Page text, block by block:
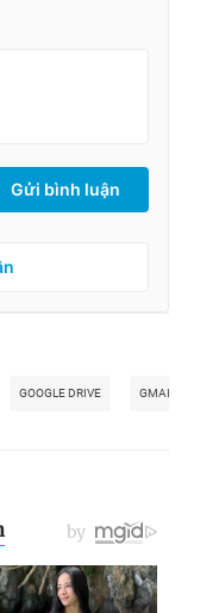
Gửi bình luận
GOOGLE DRIVE GMAIL